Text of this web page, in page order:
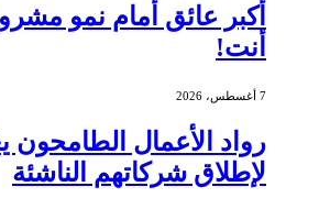
أكبر عائق أمام نمو
أنت!
7 أغسطس، 2026
رواد الأعمال
لإطلاق شركاتهم الناشئة